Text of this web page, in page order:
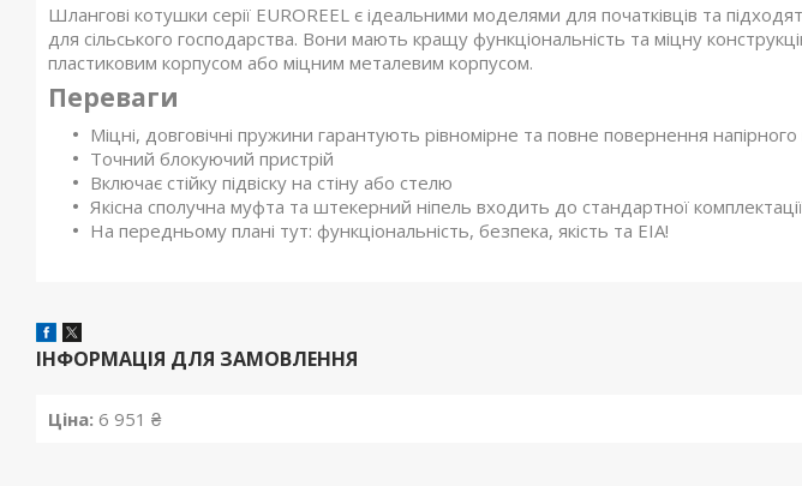
Шлангові котушки серії EUROREEL є ідеальними моделями для початківців та
для сільського господарства. Вони мають кращу функціональність та міцну
пластиковим корпусом або міцним металевим корпусом.
Переваги
Міцні, довговічні пружини гарантують рівномірне та повне повернення
Точний блокуючий пристрій
Включає стійку підвіску на стіну або стелю
Якісна сполучна муфта та штекерний ніпель входить до стандартної комплектації
На передньому плані тут: функціональність, безпека, якість та EIA!
ІНФОРМАЦІЯ ДЛЯ ЗАМОВЛЕННЯ
Ціна: 6 951 ₴